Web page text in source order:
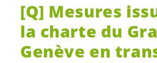
[Q] Mesures
la charte du
Genève en